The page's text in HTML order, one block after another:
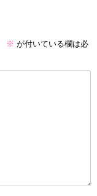
※ が付いている欄は必